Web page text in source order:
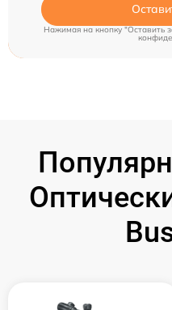
Нажимая на кнопку "Оставить